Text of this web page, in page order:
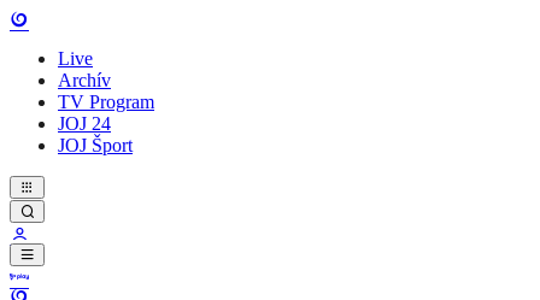
Live
Archív
TV Program
JOJ 24
JOJ Šport